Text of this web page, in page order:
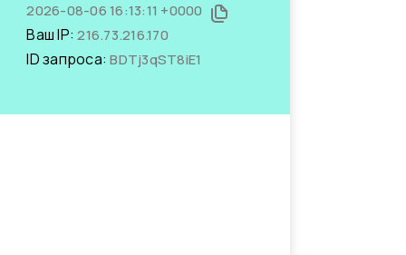
2026-08-06 16:13:11 +0000
Ваш IP:216.73.216.170
ID запроса:BDTj3qST8iE1